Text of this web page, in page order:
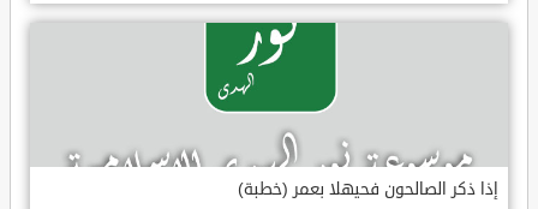
إذا ذكر الصالحون فحيهلا بعمر (خطبة)